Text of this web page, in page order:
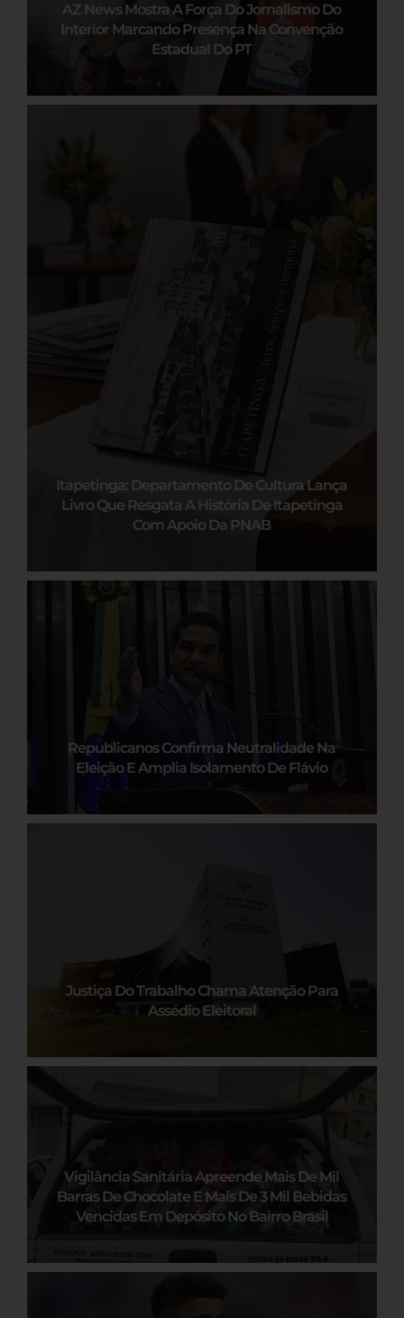
AZ News Mostra A Força Do Jornalismo Do
Interior Marcando Presença Na Convenção
Estadual Do PT
Itapetinga: Departamento De Cultura Lança
Livro Que Resgata A História De Itapetinga
Com Apoio Da PNAB
Republicanos Confirma Neutralidade Na
Eleição E Amplia Isolamento De Flávio
Justiça Do Trabalho Chama Atenção Para
Assédio Eleitoral
Vigilância Sanitária Apreende Mais De Mil
Barras De Chocolate E Mais De 3 Mil Bebidas
Vencidas Em Depósito No Bairro Brasil